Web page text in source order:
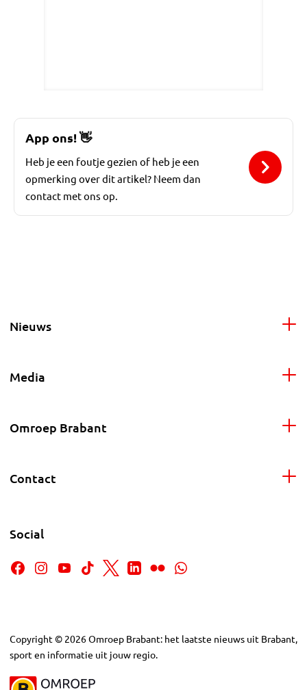
App ons!👋
Heb je een foutje gezien of heb je een
opmerking over dit artikel? Neem dan
contact met ons op.
Nieuws
Media
Omroep Brabant
Contact
Social
Copyright © 2026Omroep Brabant: het laatste nieuws uit Brabant,
sport en informatie uit jouw regio.